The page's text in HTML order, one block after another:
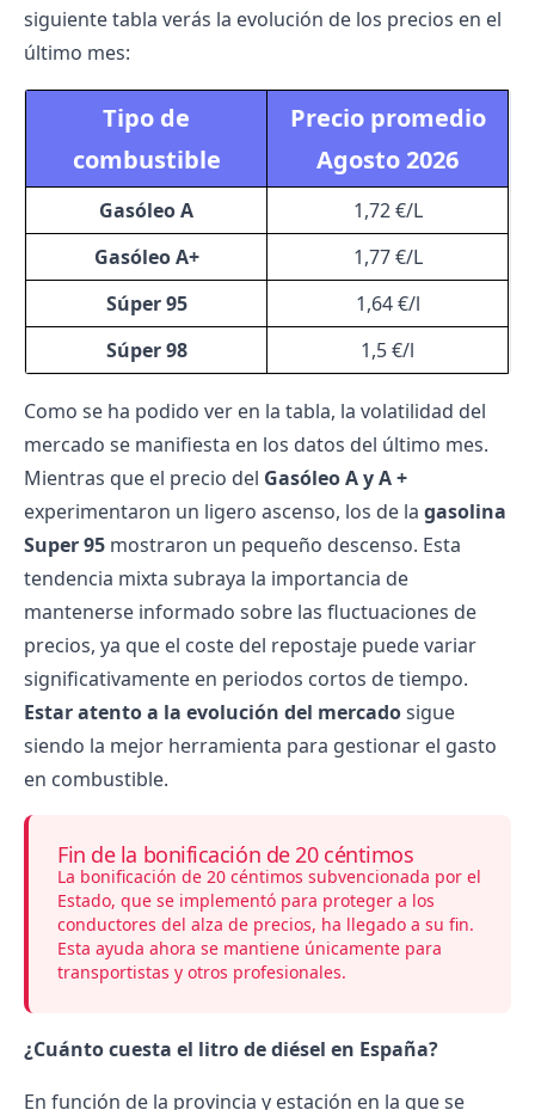
siguiente tabla verás la evolución de los precios en el
último mes:
Tipo de
combustible
Precio promedio
Agosto 2026
Gasóleo A
1,72 €/L
Gasóleo A+
1,77 €/L
Súper 95
1,64 €/l
Súper 98
1,5 €/l
Como se ha podido ver en la tabla, la volatilidad del
mercado se manifiesta en los datos del último mes.
Mientras que el precio del Gasóleo A y A +
experimentaron un ligero ascenso, los de la gasolina
Super 95 mostraron un pequeño descenso. Esta
tendencia mixta subraya la importancia de
mantenerse informado sobre las fluctuaciones de
precios, ya que el coste del repostaje puede variar
significativamente en periodos cortos de tiempo.
Estar atento a la evolución del mercadosigue
siendo la mejor herramienta para gestionar el gasto
en combustible.
Fin de la bonificación de 20 céntimos
La bonificación de 20 céntimos subvencionada por el
Estado, que se implementó para proteger a los
conductores del alza de precios, ha llegado a su fin.
Esta ayuda ahora se mantiene únicamente para
transportistas y otros profesionales.
¿Cuánto cuesta el litro de diésel en España?
En función de la provincia y estación en la que se